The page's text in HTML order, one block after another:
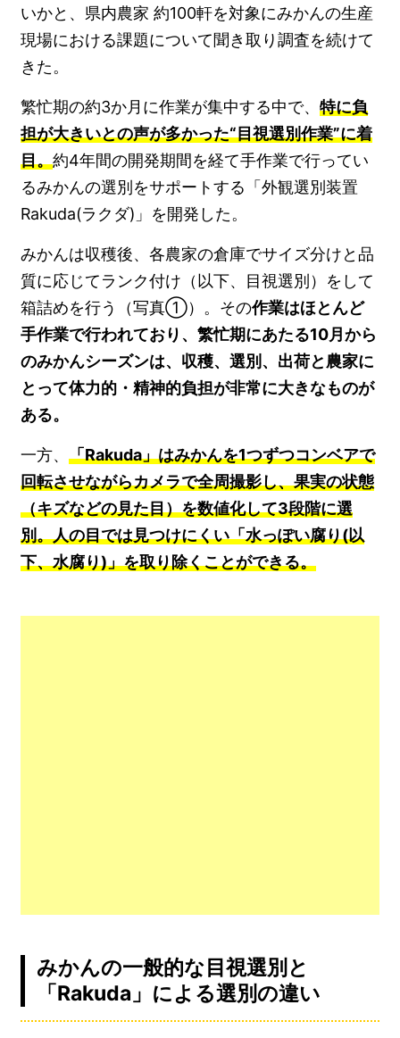
いかと、県内農家 約100軒を対象にみかんの生産
現場における課題について聞き取り調査を続けて
きた。
繁忙期の約3か月に作業が集中する中で、特に負
担が大きいとの声が多かった“目視選別作業”に着
目。約4年間の開発期間を経て手作業で行ってい
るみかんの選別をサポートする「外観選別装置
Rakuda(ラクダ)」を開発した。
みかんは収穫後、各農家の倉庫でサイズ分けと品
質に応じてランク付け（以下、目視選別）をして
箱詰めを行う（写真①）。その作業はほとんど
手作業で行われており、繁忙期にあたる10月から
のみかんシーズンは、収穫、選別、出荷と農家に
とって体力的・精神的負担が非常に大きなものが
ある。
一方、「Rakuda」はみかんを1つずつコンベアで
回転させながらカメラで全周撮影し、果実の状態
（キズなどの見た目）を数値化して3段階に選
別。人の目では見つけにくい「水っぽい腐り(以
下、水腐り)」を取り除くことができる。
みかんの一般的な目視選別と
「Rakuda」による選別の違い